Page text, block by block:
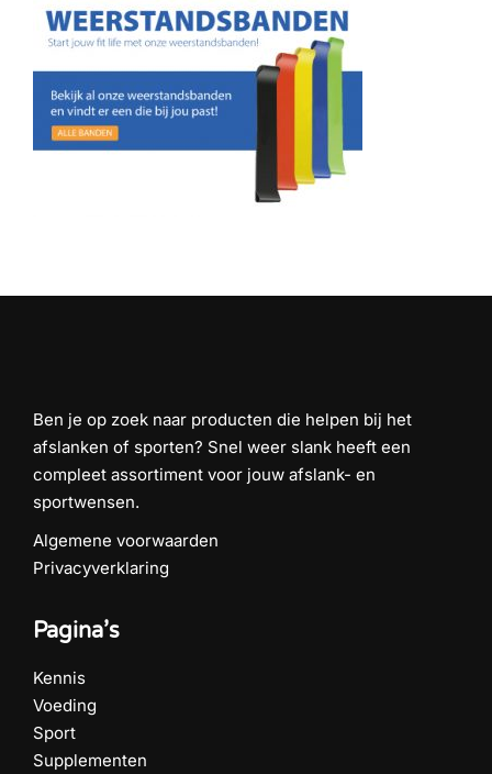
Ben je op zoek naar producten die helpen bij het
afslanken of sporten? Snel weer slank heeft een
compleet assortiment voor jouw afslank- en
sportwensen.
Algemene voorwaarden
Privacyverklaring
Pagina’s
Kennis
Voeding
Sport
Supplementen